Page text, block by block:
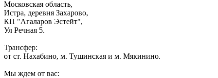
Московская область,
Истра, деревня Захарово,
КП "Агаларов Эстейт",
Ул Речная 5.
Трансфер:
от ст. Нахабино, м. Тушинская и м. Мякинино.
Мы ждем от вас: